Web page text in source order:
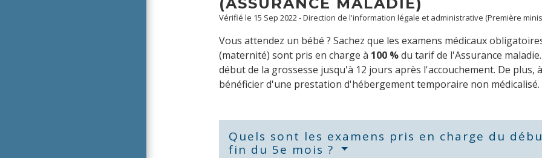
Vérifié le 15 Sep 2022 - Direction de l'information légale et administrative (Première
Vous attendez un bébé ? Sachez que les examens médicaux
(maternité) sont pris en charge à 100 %du tarif de l'Assurance
début de la grossesse jusqu'à 12 jours après l'accouchement. De plus,
bénéficier d'une prestation d'hébergement temporaire non médicalisé.
Quels sont les examens pris en charge du
fin du 5e mois ?